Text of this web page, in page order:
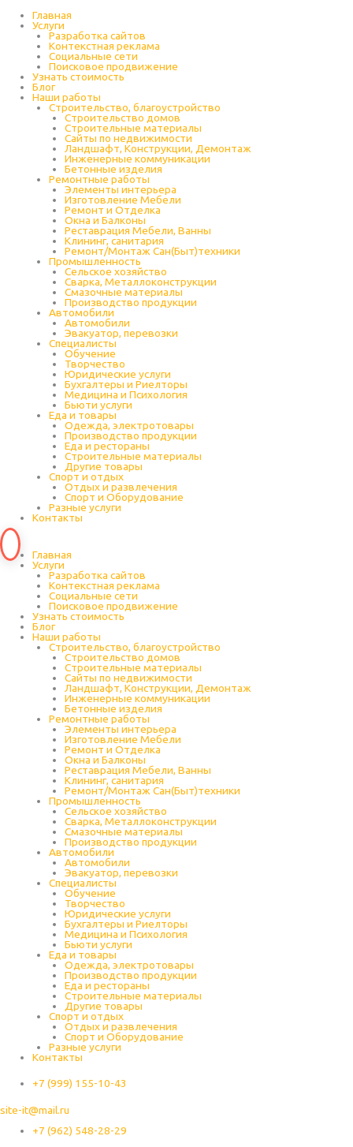
содержимому
Главная
Услуги
Разработка сайтов
Контекстная реклама
Социальные сети
Поисковое продвижение
Узнать стоимость
Блог
Наши работы
Строительство, благоустройство
Строительство домов
Строительные материалы
Сайты по недвижимости
Ландшафт, Конструкции, Демонтаж
Инженерные коммуникации
Бетонные изделия
Ремонтные работы
Элементы интерьера
Изготовление Мебели
Ремонт и Отделка
Окна и Балконы
Реставрация Мебели, Ванны
Клининг, санитария
Ремонт/Монтаж Сан(Быт)техники
Промышленность
Cельское хозяйство
Сварка, Металлоконструкции
Cмазочные материалы
Производство продукции
Автомобили
Автомобили
Эвакуатор, перевозки
Специалисты
Обучение
Творчество
Юридические услуги
Бухгалтеры и Риелторы
Медицина и Психология
Бьюти услуги
Еда и товары
Одежда, электротовары
Производство продукции
Еда и рестораны
Строительные материалы
Другие товары
Спорт и отдых
Отдых и развлечения
Спорт и Оборудование
Разные услуги
Контакты
Главная
Услуги
Разработка сайтов
Контекстная реклама
Социальные сети
Поисковое продвижение
Узнать стоимость
Блог
Наши работы
Строительство, благоустройство
Строительство домов
Строительные материалы
Сайты по недвижимости
Ландшафт, Конструкции, Демонтаж
Инженерные коммуникации
Бетонные изделия
Ремонтные работы
Элементы интерьера
Изготовление Мебели
Ремонт и Отделка
Окна и Балконы
Реставрация Мебели, Ванны
Клининг, санитария
Ремонт/Монтаж Сан(Быт)техники
Промышленность
Cельское хозяйство
Сварка, Металлоконструкции
Cмазочные материалы
Производство продукции
Автомобили
Автомобили
Эвакуатор, перевозки
Специалисты
Обучение
Творчество
Юридические услуги
Бухгалтеры и Риелторы
Медицина и Психология
Бьюти услуги
Еда и товары
Одежда, электротовары
Производство продукции
Еда и рестораны
Строительные материалы
Другие товары
Спорт и отдых
Отдых и развлечения
Спорт и Оборудование
Разные услуги
Контакты
+7 (999) 155-10-43
site-it@mail.ru
+7 (962) 548-28-29